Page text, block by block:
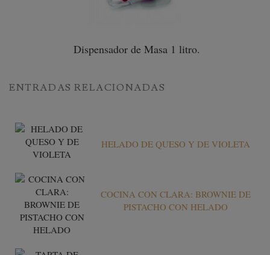
Dispensador de Masa 1 litro.
ENTRADAS RELACIONADAS
HELADO DE QUESO Y DE VIOLETA
COCINA CON CLARA: BROWNIE DE
PISTACHO CON HELADO